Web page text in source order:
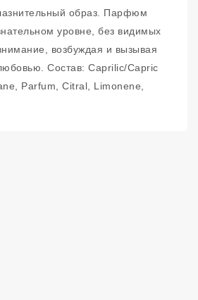
образ. Парфюм
уровне, без видимых
возбуждая и вызывая
Состав: Caprilic/Сapric
Parfum, Citral, Limonene,